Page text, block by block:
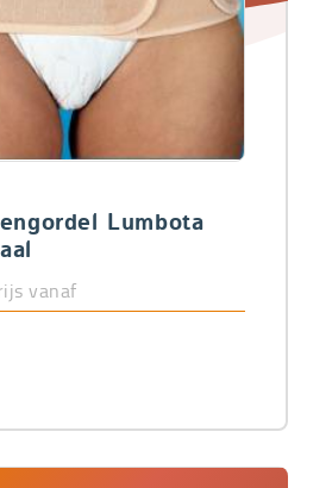
Lumbota
vanaf